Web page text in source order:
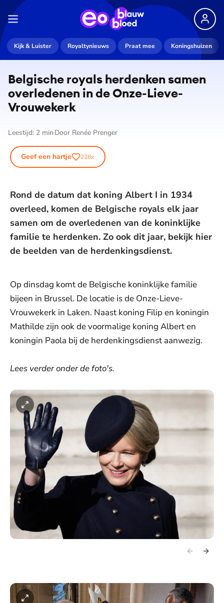
Kijk & Luister Royaltynieuws Praat mee Koningshuizen
Belgische royals herdenken samen
overledenen in de Onze-Lieve-
Vrouwekerk
Leestijd: 2 min Door Renée Prenger
Geef een hartje 228x
Rond de datum dat koning Albert I in 1934
overleed, komen de Belgische royals elk jaar
samen om de overledenen van de koninklijke
familie te herdenken. Zo ook dit jaar, bekijk hier
de beelden van de herdenkingsdienst.
Op dinsdag komt de Belgische koninklijke familie
bijeen in Brussel. De locatie is de Onze-Lieve-
Vrouwekerk in Laken. Naast koning Filip en koningin
Mathilde zijn ook de voormalige koning Albert en
koningin Paola bij de herdenkingsdienst aanwezig.
Lees verder onder de foto's.